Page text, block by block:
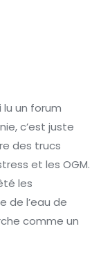
lu un forum
c’est juste
des trucs
et les OGM.
les
de l’eau de
comme un